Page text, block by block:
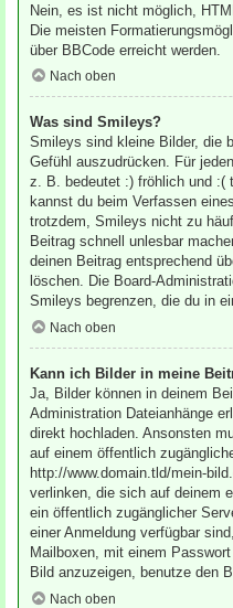
Nein, es ist nicht möglich,
Die meisten
über BBCode erreicht werden.
Nach oben
Was sind Smileys?
Smileys sind kleine Bilder, die
Gefühl auszudrücken. Für
z. B. bedeutet :) fröhlich und :(
kannst du beim Verfassen
trotzdem, Smileys nicht zu
Beitrag schnell unlesbar
deinen Beitrag entsprechend
löschen. Die Board-
Smileys begrenzen, die du in
Nach oben
Kann ich Bilder in meine
Ja, Bilder können in deinem
Administration Dateianhänge
direkt hochladen. Ansonsten
auf einem öffentlich
http://www.domain.tld/mein-
verlinken, die sich auf deinem
ein öffentlich zugänglicher
einer Anmeldung verfügbar
Mailboxen, mit einem
Bild anzuzeigen, benutze den
Nach oben